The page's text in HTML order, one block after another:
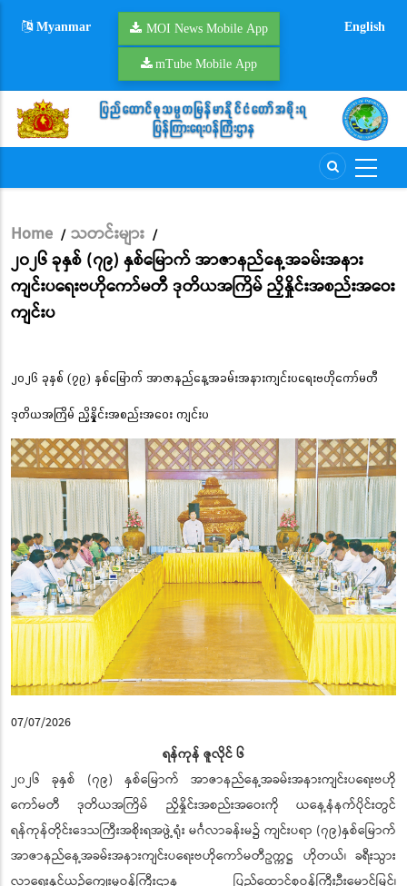
Myanmar MOI News Mobile App
mTube Mobile App
English
Breadcrumb
Home / သတင်းများ /
၂၀၂၆ ခုနှစ် (၇၉) နှစ်မြောက် အာဇာနည်နေ့အခမ်းအနား
ကျင်းပရေးဗဟိုကော်မတီ ဒုတိယအကြိမ် ညှိနှိုင်းအစည်းအဝေး
ကျင်းပ
၂၀၂၆ ခုနှစ် (၇၉) နှစ်မြောက် အာဇာနည်နေ့အခမ်းအနားကျင်းပရေးဗဟိုကော်မတီ
ဒုတိယအကြိမ် ညှိနှိုင်းအစည်းအဝေး ကျင်းပ
07/07/2026
ရန်ကုန် ဇူလိုင် ၆
၂၀၂၆ ခုနှစ် (၇၉) နှစ်မြောက် အာဇာနည်နေ့အခမ်းအနားကျင်းပရေးဗဟို
ကော်မတီ ဒုတိယအကြိမ် ညှိနှိုင်းအစည်းအဝေးကို ယနေ့နံနက်ပိုင်းတွင်
ရန်ကုန်တိုင်းဒေသကြီးအစိုးရအဖွဲ့ရုံး မင်္ဂလာခန်းမ၌ ကျင်းပရာ (၇၉)နှစ်မြောက်
အာဇာနည်နေ့အခမ်းအနားကျင်းပရေးဗဟိုကော်မတီဥက္ကဋ္ဌ ဟိုတယ်၊ ခရီးသွား
လာရေးနှင့်ယဉ်ကျေးမှုဝန်ကြီးဌာန ပြည်ထောင်စုဝန်ကြီးဦးမောင်မြင့်၊